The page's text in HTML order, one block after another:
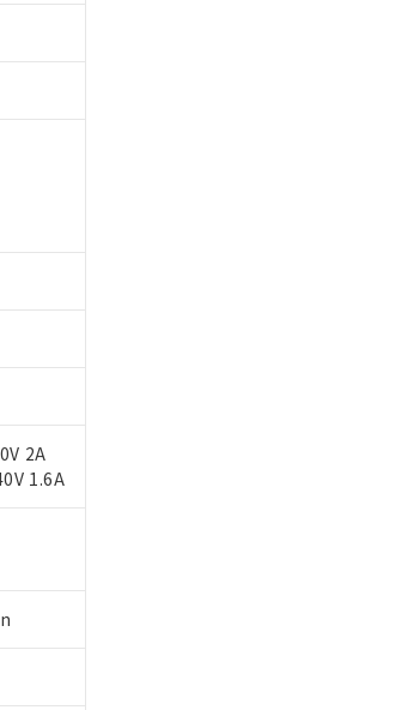
2A
1.6A
当のオムロン制御機器販売店・
をご確認ください。
たは開示しないようお願いしま
I-Webメンバーズにご登録され
囲で利用することをご了承くだ
予定のある商品です。
品を出す予定はありません。
は確認中の商品です。
す。
場合などやむを得ず変更すること
ェニルエーテル類(PBDE) 1000ppm以下、
す。
ます。
酸ブチルベンジル) : 1000ppm、
。
刻な影響を及ぼさない年数を意
または役務取引許可)を取得する
容を当該第三者に通知します。
れがある場合は、取り引きをい
はお客様担当のオムロン制御